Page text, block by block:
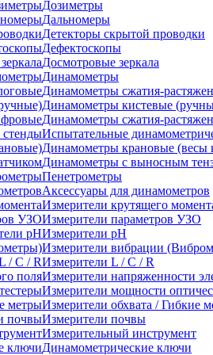
Дозиметры
Дальномеры
Детекторы скрытой проводки
Дефектоскопы
Досмотровые зеркала
Динамометры
Динамометры сжатия-
Динамометры кистевые
Динамометры сжатия-
Испытательные
Динамометры крановые (весы
Динамометры с выносным
Пенетрометры
Аксессуары для динамометров
Измерители крутящего
Измерители параметров УЗО
Измерители pH
Измерители вибрации
Измерители L / C / R
Измерители напряженности
Измерители мощности
Измерители обхвата / Гибкие
Измерители почвы
Измерительный инструмент
Динамометрические ключи